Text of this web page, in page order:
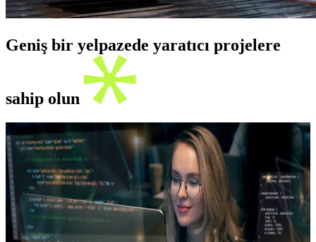
Geniş bir yelpazede yaratıcı projelere
sahip olun